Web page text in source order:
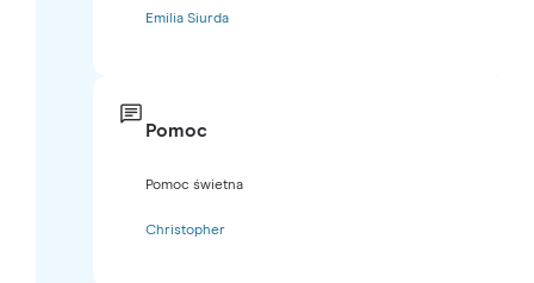
Emilia Siurda
Pomoc
Pomoc świetna
Christopher